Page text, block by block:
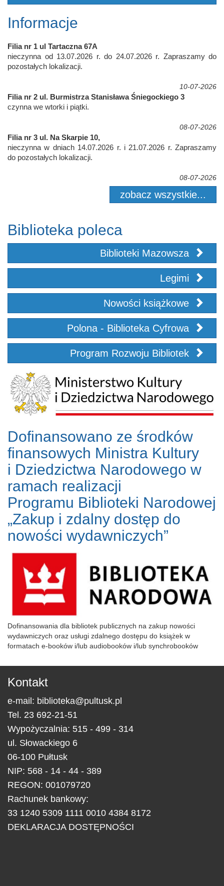
Informacje
Filia nr 1 ul Tartaczna 67A
nieczynna od 13.07.2026 r. do 24.07.2026 r. Zapraszamy do
pozostałych lokalizacji.
10-07-2026
Filia nr 2 ul. Burmistrza Stanisława Śniegockiego 3
czynna we wtorki i piątki.
08-07-2026
Filia nr 3 ul. Na Skarpie 10,
nieczynna w dniach 14.07.2026 r. i 21.07.2026 r. Zapraszamy
do pozostałych lokalizacji.
08-07-2026
zobacz wszystkie...
Biblioteka poleca
Biblioteki Mazowsza
Legimi
Nowości książkowe
Polona - Biblioteka Cyfrowa
Program Rozwoju Bibliotek
Dofinansowano ze środków
finansowych Ministra Kultury
i Dziedzictwa Narodowego w
ramach realizacji
Programu Biblioteki Narodowej
„Zakup i zdalny dostęp do
nowości wydawniczych”
Dofinansowania dla bibliotek publicznych na zakup nowości
wydawniczych oraz usługi zdalnego dostępu do książek w
formatach e-booków i/lub audiobooków i/lub synchrobooków
Kontakt
e-mail: biblioteka@pultusk.pl
Tel. 23 692-21-51
Wypożyczalnia: 515 - 499 - 314
ul. Słowackiego 6
06-100 Pułtusk
NIP: 568 - 14 - 44 - 389
REGON: 001079720
Rachunek bankowy:
33 1240 5309 1111 0010 4384 8172
DEKLARACJA DOSTĘPNOŚCI